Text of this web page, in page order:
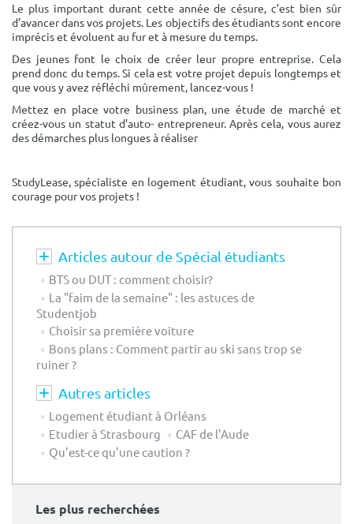
Le plus important durant cette année de césure, c’est bien sûr
d’avancer dans vos projets. Les objectifs des étudiants sont encore
imprécis et évoluent au fur et à mesure du temps.
Des jeunes font le choix de créer leur propre entreprise. Cela
prend donc du temps. Si cela est votre projet depuis longtemps et
que vous y avez réfléchi mûrement, lancez-vous !
Mettez en place votre business plan, une étude de marché et
créez-vous un statut d’auto- entrepreneur. Après cela, vous aurez
des démarches plus longues à réaliser
StudyLease, spécialiste en logement étudiant, vous souhaite bon
courage pour vos projets !
Articles autour de Spécial étudiants
BTS ou DUT : comment choisir?
La "faim de la semaine" : les astuces de
Studentjob
Choisir sa première voiture
Bons plans : Comment partir au ski sans trop se
ruiner ?
Autres articles
Logement étudiant à Orléans
Etudier à Strasbourg
CAF de l'Aude
Qu’est-ce qu’une caution ?
Les plus recherchées